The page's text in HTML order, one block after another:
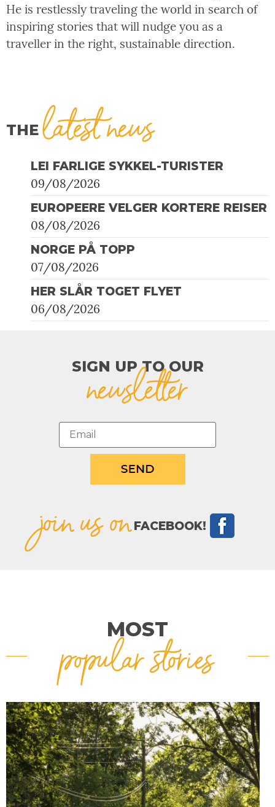
He is restlessly traveling the world in search of
inspiring stories that will nudge you as a
traveller in the right, sustainable direction.
THElatest news
LEI FARLIGE SYKKEL-TURISTER
09/08/2026
EUROPEERE VELGER KORTERE REISER
08/08/2026
NORGE PÅ TOPP
07/08/2026
HER SLÅR TOGET FLYET
06/08/2026
SIGN UP TO OUR​
newsletter
join us on FACEBOOK!
MOST
popular stories